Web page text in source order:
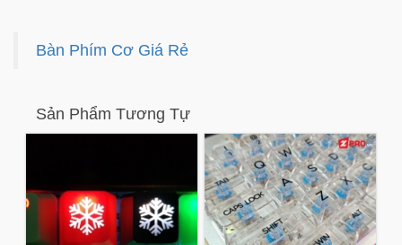
Bàn Phím Cơ Giá Rẻ
Sản Phẩm Tương Tự